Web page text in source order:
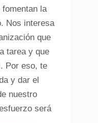
la
Nos interesa
que
tarea y que
Por eso, te
y dar el
nuestro
será